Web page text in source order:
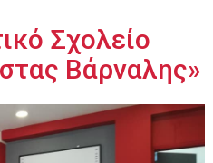
Σχολείο
Βάρναλης»